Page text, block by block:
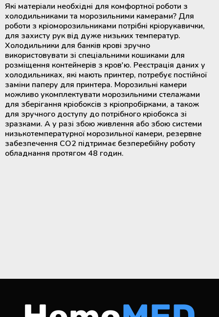
Які матеріали необхідні для комфортної роботи з
холодильниками та морозильними камерами? Для
роботи з кріоморозильниками потрібні кріорукавички,
для захисту рук від дуже низьких температур.
Холодильники для банків крові зручно
використовувати зі спеціальними кошиками для
розміщення контейнерів з кров'ю. Реєстрація даних у
холодильниках, які мають принтер, потребує постійної
заміни паперу для принтера. Морозильні камери
можливо укомплектувати морозильними стелажами
для зберігання кріобоксів з кріопробірками, а також
для зручного доступу до потрібного кріобокса зі
зразками. А у разі збою живлення або збою системи
низькотемпературної морозильної камери, резервне
забезпечення CO2 підтримає безперебійну роботу
обладнання протягом 48 годин.